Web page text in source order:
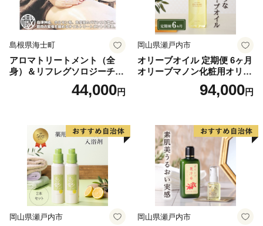
島根県海士町
アロマトリートメント（全
身）＆リフレグソロジーチケ
44,000円
岡山県瀬戸内市
オリーブオイル 定期便 6ヶ月
オリーブマノン化粧用オリー
ブオイル 200ml オリーブ オ
イル 美容 スキンケア 化粧用
94,000円
岡山県瀬戸内市 岡山県瀬戸内市